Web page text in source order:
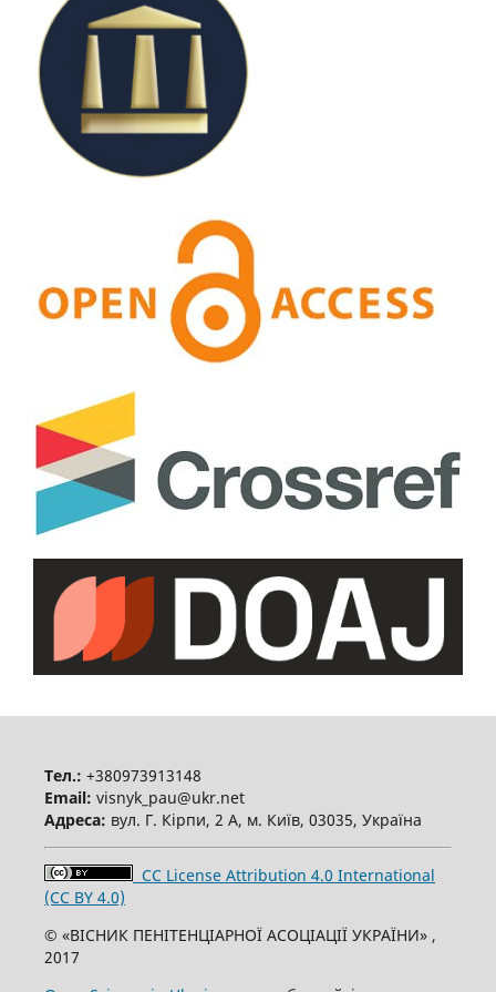
Тел.: +380973913148
Email: visnyk_pau@ukr.net
Адреса: вул. Г. Кірпи, 2 А, м. Київ, 03035, Україна
CC License Attribution 4.0 International
(CC BY 4.0)
© «ВІСНИК ПЕНІТЕНЦІАРНОЇ АСОЦІАЦІЇ УКРАЇНИ» ,
2017